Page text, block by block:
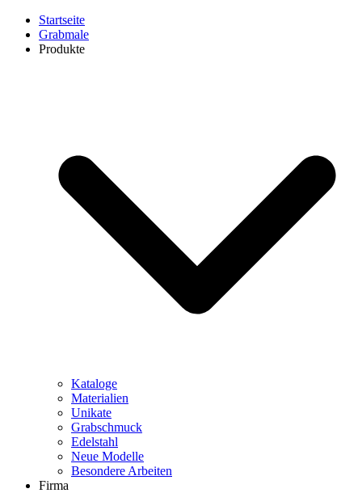
Startseite
Grabmale
Produkte
Kataloge
Materialien
Unikate
Grabschmuck
Edelstahl
Neue Modelle
Besondere Arbeiten
Firma